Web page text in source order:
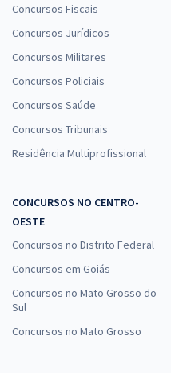
Concursos Fiscais
Concursos Jurídicos
Concursos Militares
Concursos Policiais
Concursos Saúde
Concursos Tribunais
Residência Multiprofissional
CONCURSOS NO CENTRO-
OESTE
Concursos no Distrito Federal
Concursos em Goiás
Concursos no Mato Grosso do
Sul
Concursos no Mato Grosso